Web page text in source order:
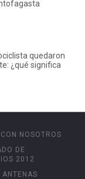
quedaron
¿qué significa
NOSOTROS
DE
2012
ANTENAS